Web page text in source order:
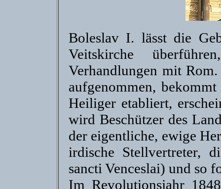
Boleslav I. lässt die
Veitskirche
Verhandlungen mit
aufgenommen,
Heiliger etabliert,
wird Beschützer des
der eigentliche, ewige
irdische Stellvertreter,
sancti Venceslai) und so
Im Revolutionsjahr